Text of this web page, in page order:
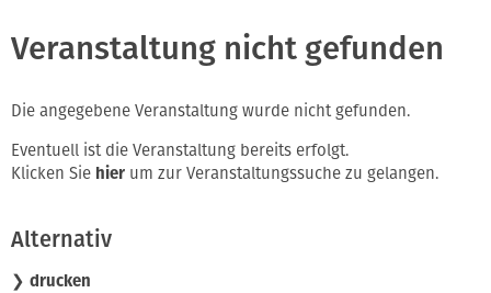
Veranstaltung nicht gefunden
Die angegebene Veranstaltung wurde nicht gefunden.
Eventuell ist die Veranstaltung bereits erfolgt.
Klicken Sie hier um zur Veranstaltungssuche zu gelangen.
Alternativ
❯ drucken